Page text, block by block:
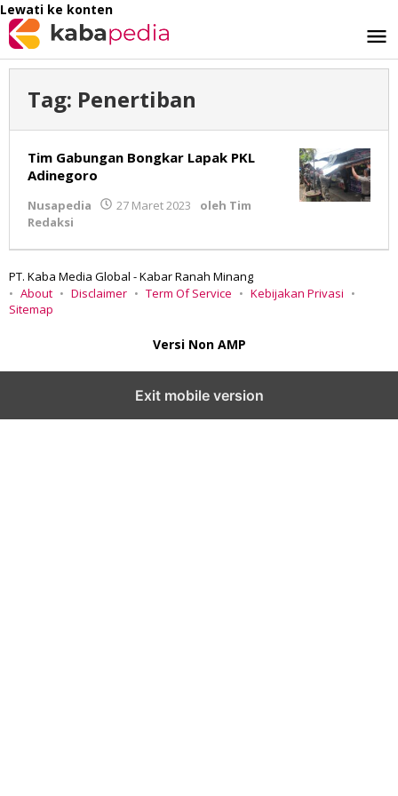
Lewati ke konten
Tag: Penertiban
Tim Gabungan Bongkar Lapak PKL
Adinegoro
Nusapedia 27 Maret 2023 oleh Tim
Redaksi
PT. Kaba Media Global - Kabar Ranah Minang
About
Disclaimer Term Of Service
Kebijakan Privasi
Sitemap
Versi Non AMP
Exit mobile version